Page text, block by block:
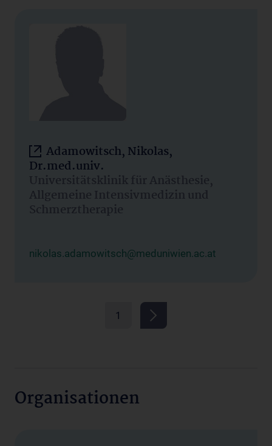
Adamowitsch, Nikolas,
Dr.med.univ.
Universitätsklinik für Anästhesie,
Allgemeine Intensivmedizin und
Schmerztherapie
nikolas.adamowitsch@meduniwien.ac.at
1
Organisationen